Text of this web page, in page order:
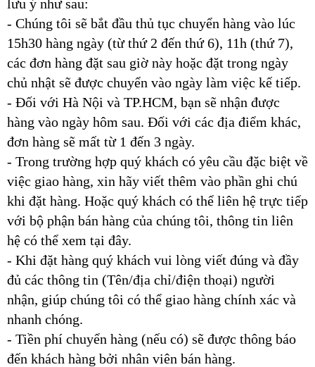
lưu ý như sau:
- Chúng tôi sẽ bắt đầu thủ tục chuyển hàng vào lúc
15h30 hàng ngày (từ thứ 2 đến thứ 6), 11h (thứ 7),
các đơn hàng đặt sau giờ này hoặc đặt trong ngày
chủ nhật sẽ được chuyển vào ngày làm việc kế tiếp.
- Đối với Hà Nội và TP.HCM, bạn sẽ nhận được
hàng vào ngày hôm sau. Đối với các địa điểm khác,
đơn hàng sẽ mất từ 1 đến 3 ngày.
- Trong trường hợp quý khách có yêu cầu đặc biệt về
việc giao hàng, xin hãy viết thêm vào phần ghi chú
khi đặt hàng. Hoặc quý khách có thể liên hệ trực tiếp
với bộ phận bán hàng của chúng tôi, thông tin liên
hệ có thể xem tại đây.
- Khi đặt hàng quý khách vui lòng viết đúng và đầy
đủ các thông tin (Tên/địa chỉ/điện thoại) người
nhận, giúp chúng tôi có thể giao hàng chính xác và
nhanh chóng.
- Tiền phí chuyển hàng (nếu có) sẽ được thông báo
đến khách hàng bởi nhân viên bán hàng.